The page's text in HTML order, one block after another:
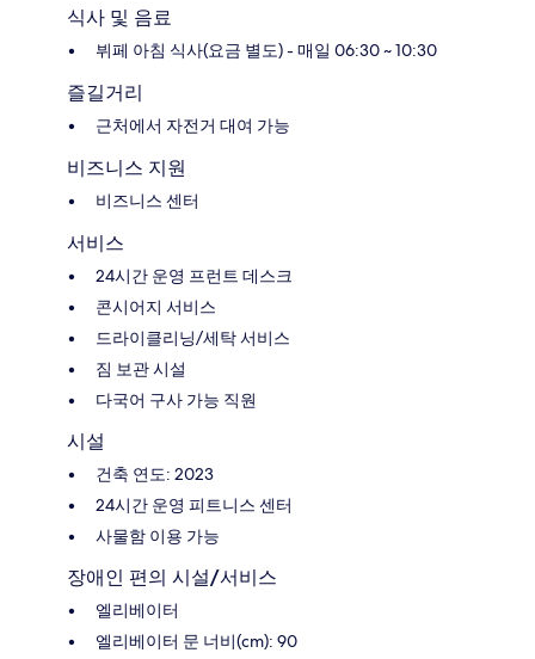
식사 및 음료
뷔페 아침 식사(요금 별도) - 매일 06:30 ~ 10:30
즐길거리
근처에서 자전거 대여 가능
비즈니스 지원
비즈니스 센터
서비스
24시간 운영 프런트 데스크
콘시어지 서비스
드라이클리닝/세탁 서비스
짐 보관 시설
다국어 구사 가능 직원
시설
건축 연도: 2023
24시간 운영 피트니스 센터
사물함 이용 가능
장애인 편의 시설/서비스
엘리베이터
엘리베이터 문 너비(cm): 90